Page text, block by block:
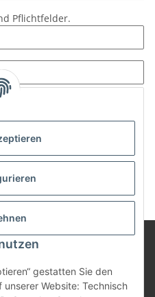
gestatten Sie den
Website: Technisch
Pflichtfelder.